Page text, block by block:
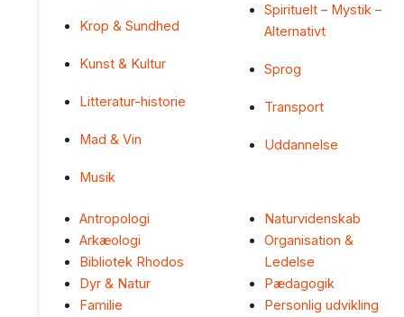
Krop & Sundhed
Kunst & Kultur
Litteratur-historie
Mad & Vin
Musik
Spirituelt – Mystik –
Alternativt
Sprog
Transport
Uddannelse
Antropologi
Arkæologi
Bibliotek Rhodos
Dyr & Natur
Familie
Naturvidenskab
Organisation &
Ledelse
Pædagogik
Personlig udvikling